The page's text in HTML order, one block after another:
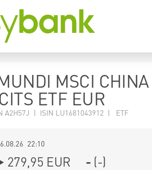
MSCI
ETF EUR
A2H57J | ISIN LU1681043912 | ETF
22:10
279,95 EUR - (-)